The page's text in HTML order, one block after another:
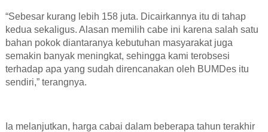
“Sebesar kurang lebih 158 juta. Dicairkannya itu di tahap
kedua sekaligus. Alasan memilih cabe ini karena salah satu
bahan pokok diantaranya kebutuhan masyarakat juga
semakin banyak meningkat, sehingga kami terobsesi
terhadap apa yang sudah direncanakan oleh BUMDesitu
sendiri,” terangnya.
Ia melanjutkan, harga cabai dalam beberapa tahun terakhir